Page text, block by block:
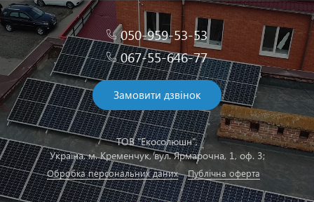
050-959-53-53
067-55-646-77
Замовити дзвінок
ТОВ "Екосолюшн",
Українa, м. Кременчук, вул. Ярмарочна, 1, оф. 3;
Обробка персональних даних Публічна оферта